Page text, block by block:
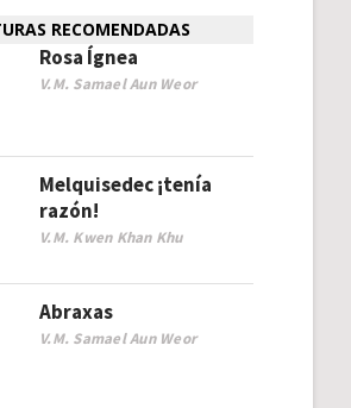
RECOMENDADAS
Rosa Ígnea
V.M. Samael Aun Weor
Melquisedec ¡tenía
razón!
V.M. Kwen Khan Khu
Abraxas
V.M. Samael Aun Weor